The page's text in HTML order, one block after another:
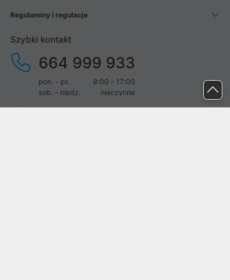
Regulaminy i regulacje
Szybki kontakt
664 999 933
pon. - pt.
9:00 - 17:00
sob. - niedz.
nieczynne